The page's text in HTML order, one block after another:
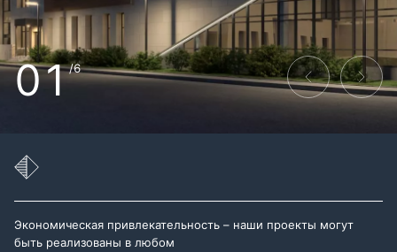
01/6
Экономическая привлекательность – наши проекты могут
быть реализованы в любом